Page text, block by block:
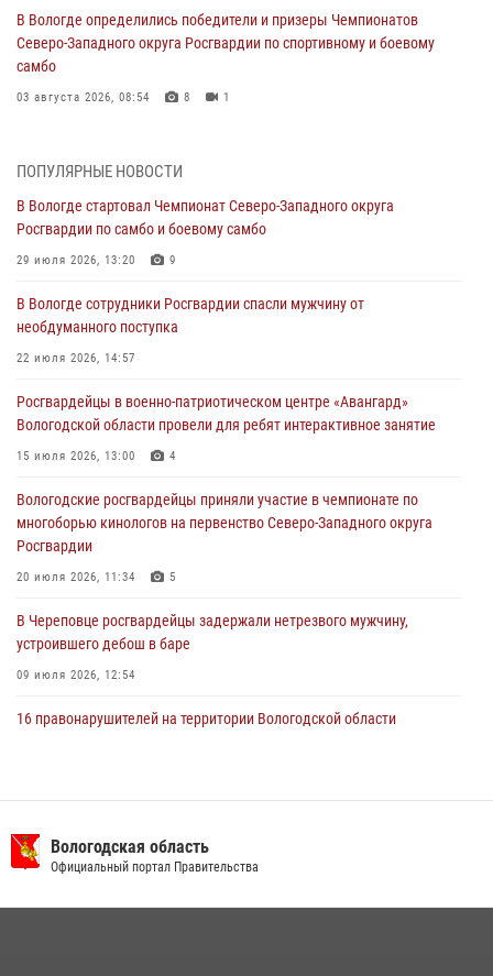
В Вологде определились победители и призеры Чемпионатов
Северо-Западного округа Росгвардии по спортивному и боевому
самбо
03 августа 2026, 08:54 8 1
ОХРАНЫ РОСГВАРДИИ В ВОЛОГОДСКОЙ ОБЛАСТИ ЗАДЕРЖАНО 23
02 августа 2026, 10:37
Росгвардейцы в г. Соколе задержали несовершеннолетнего
31 июля 2026, 06:43
В Вологде стартовал Чемпионат Северо-Западного округа
29 июля 2026, 13:20
В Вологде росгвардейцы задержали мужчину, подозреваемого в
29 июля 2026, 09:08
ПОПУЛЯРНЫЕ НОВОСТИ
В Вологде стартовал Чемпионат Северо-Западного округа
Росгвардии по самбо и боевому самбо
29 июля 2026, 13:20 9
В Вологде сотрудники Росгвардии спасли мужчину от
необдуманного поступка
22 июля 2026, 14:57
Росгвардейцы в военно-патриотическом центре «Авангард»
Вологодской области провели для ребят интерактивное занятие
15 июля 2026, 13:00 4
Вологодские росгвардейцы приняли участие в чемпионате по
многоборью кинологов на первенство Северо-Западного округа
Росгвардии
20 июля 2026, 11:34 5
В Череповце росгвардейцы задержали нетрезвого мужчину,
устроившего дебош в баре
09 июля 2026, 12:54
16 правонарушителей на территории Вологодской области
В Великом Устюге росгвардейцы задержали мужчин, устроивших
стрельбу
Вологодская область
Официальный портал Правительства